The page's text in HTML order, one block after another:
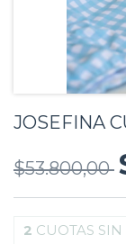
JOSEFINA
$53.800,00
2 CUOTAS